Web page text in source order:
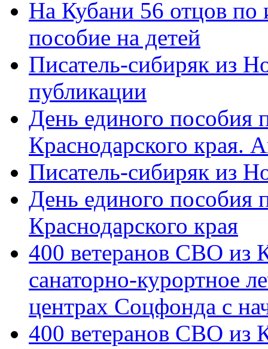
На Кубани 56 отцов по
пособие на детей
Писатель-сибиряк из
публикации
День единого пособия
Краснодарского края.
Писатель-сибиряк из
День единого пособия
Краснодарского края
400 ветеранов СВО из
санаторно-курортное
центрах Соцфонда с
400 ветеранов СВО из